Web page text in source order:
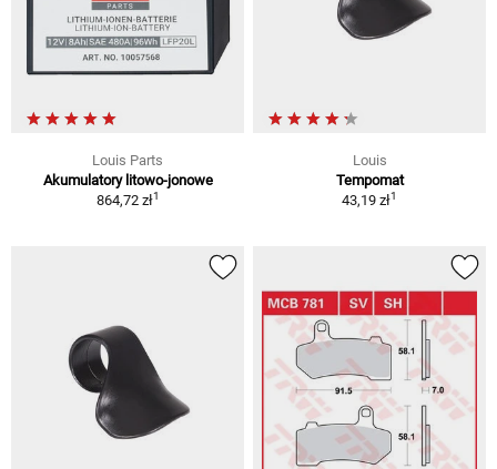
Louis Parts
Akumulatory litowo-jonowe
864,72 zł1
Louis
Tempomat
43,19 zł1